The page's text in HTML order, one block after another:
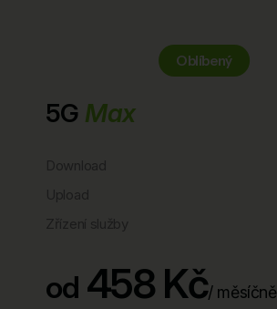
Oblíbený
5G Max
od 458 Kč/ měsíčně